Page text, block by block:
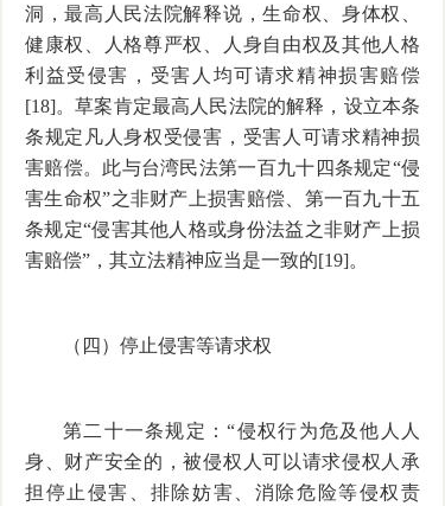
洞，最高人民法院解释说，生命权、身体权、
健康权、人格尊严权、人身自由权及其他人格
利益受侵害，受害人均可请求精神损害赔偿
[18]。草案肯定最高人民法院的解释，设立本条
条规定凡人身权受侵害，受害人可请求精神损
害赔偿。此与台湾民法第一百九十四条规定“侵
害生命权”之非财产上损害赔偿、第一百九十五
条规定“侵害其他人格或身份法益之非财产上损
害赔偿”，其立法精神应当是一致的[19]。
（四）停止侵害等请求权
第二十一条规定：“侵权行为危及他人人
身、财产安全的，被侵权人可以请求侵权人承
担停止侵害、排除妨害、消除危险等侵权责